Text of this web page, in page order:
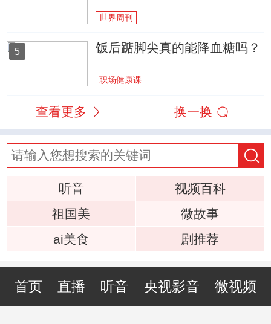
世界周刊
5 饭后踮脚尖真的能降血糖吗？
职场健康课
查看更多 换一换
听音
视频百科
祖国美
微故事
ai美食
剧推荐
首页 直播 听音 央视影音 微视频